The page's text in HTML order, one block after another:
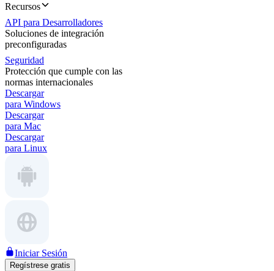
Recursos
API para Desarrolladores
Soluciones de integración
preconfiguradas
Seguridad
Protección que cumple con las
normas internacionales
Descargar
para Windows
Descargar
para Mac
Descargar
para Linux
Iniciar Sesión
Regístrese gratis